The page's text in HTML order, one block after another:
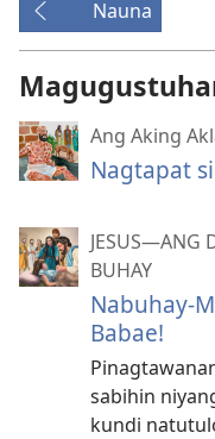
Nauna
Ang Aking
Nagtapat
JESUS—ANG
BUHAY
Nabuhay-
Babae!
sabihin
kundi